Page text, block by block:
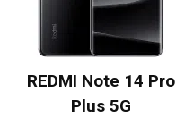
REDMI Note 14 Pro
Plus 5G